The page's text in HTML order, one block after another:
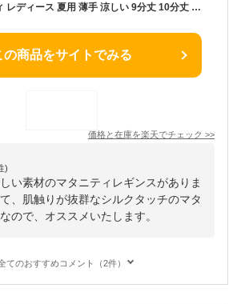
レギンス マタニティ レディース 夏用 薄手 涼しい 9分丈 10分丈 大きいサイズ 妊娠 妊婦 産後 UVカット スパッツ インナー レーヨン ロング 高身長 夏 九分丈 十分丈 ヨガ プレママ 【iLegアイレッグ】【シルクタッチ】 ch *2 *y3-2t
の商品をサイトでみる
価格と在庫を楽天でチェック >>
)
い素材のマタニティレギンスがありま
、肌触りが抜群なシルクタッチのマタ
ので、オススメいたします。
てのおすすめコメント（2件）